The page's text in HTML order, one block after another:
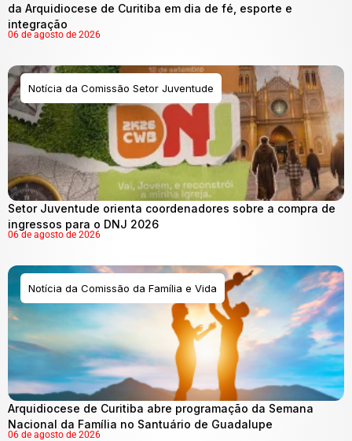
da Arquidiocese de Curitiba em dia de fé, esporte e
integração
06 de agosto de 2026
Notícia da Comissão Setor Juventude
Setor Juventude orienta coordenadores sobre a compra de
ingressos para o DNJ 2026
06 de agosto de 2026
Notícia da Comissão da Família e Vida
Arquidiocese de Curitiba abre programação da Semana
Nacional da Família no Santuário de Guadalupe
06 de agosto de 2026